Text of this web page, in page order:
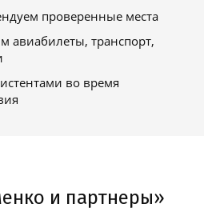
проверенные места
авиабилеты, транспорт,
во время
и партнеры»